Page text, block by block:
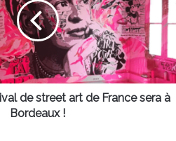
de street art de France sera à
Bordeaux !